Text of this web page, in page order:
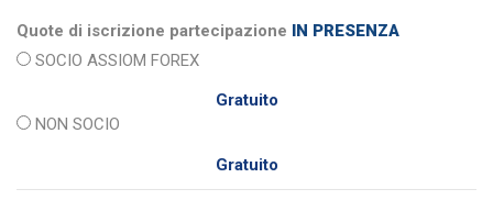
Quote di iscrizione partecipazione IN PRESENZA
SOCIO ASSIOM FOREX
Gratuito
NON SOCIO
Gratuito